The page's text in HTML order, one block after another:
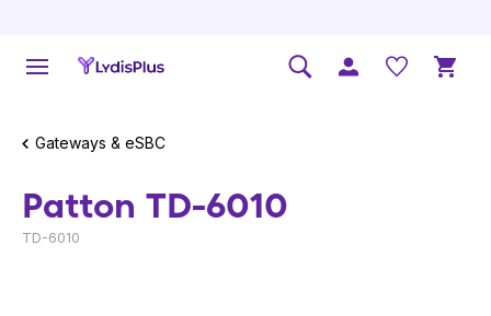
Gateways & eSBC
Patton TD-6010
TD-6010